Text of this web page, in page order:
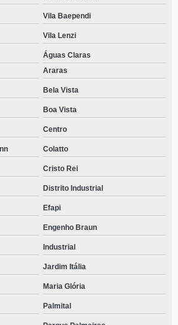
Vila Baependi
Vila Lenzi
Águas Claras
Araras
Bela Vista
Boa Vista
Centro
Colatto
Cristo Rei
Distrito Industrial
Efapi
Engenho Braun
Industrial
Jardim Itália
Maria Glória
Palmital